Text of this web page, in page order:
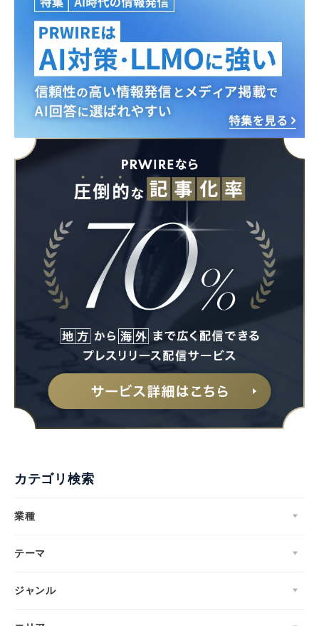
カテゴリ検索
業種
テーマ
ジャンル